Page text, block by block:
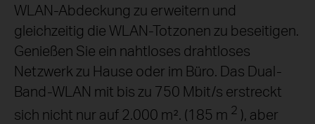
WLAN-Abdeckung zu erweitern und
gleichzeitig die WLAN-Totzonen zu beseitigen.
Genießen Sie ein nahtloses drahtloses
Netzwerk zu Hause oder im Büro. Das Dual-
Band-WLAN mit bis zu 750 Mbit/s erstreckt
sich nicht nur auf 2.000 m². (185 m 2 ), aber